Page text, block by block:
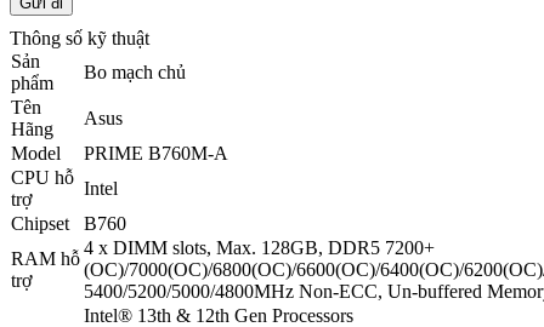
Thông số kỹ thuật
Sản
phẩm
Bo mạch chủ
Tên
Hãng
Asus
Model
PRIME B760M-A
CPU hỗ
trợ
Intel
Chipset
B760
RAM hỗ
trợ
4 x DIMM slots, Max. 128GB, DDR5 7200+
(OC)/7000(OC)/6800(OC)/6600(OC)/6400(OC)/
5400/5200/5000/4800MHz Non-ECC, Un-buffered
Intel® 13th & 12th Gen Processors